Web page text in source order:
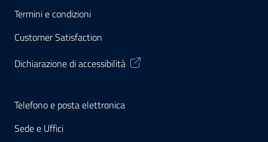
Termini e condizioni
Customer Satisfaction
Dichiarazione di accessibilità
Telefono e posta elettronica
Sede e Uffici